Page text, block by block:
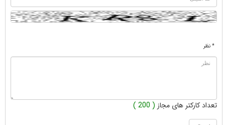
* نظر
تعداد کارکتر های مجاز ( 200 )